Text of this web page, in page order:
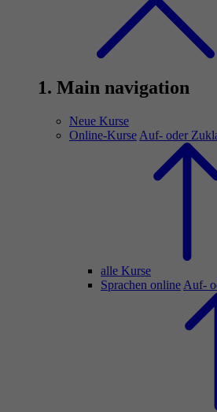
1. Main navigation
Neue Kurse
Online-Kurse Auf- oder
alle Kurse
Sprachen online Auf-